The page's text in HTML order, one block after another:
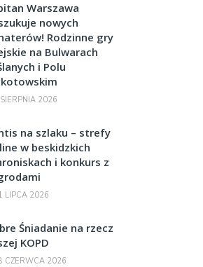
Warszawa
nowych
Rodzinne gry
na Bulwarach
i Polu
2026
na szlaku – strefy
w beskidzkich
i konkurs z
LIPCA 2026
Śniadanie na rzecz
KOPD
CZERWCA 2026